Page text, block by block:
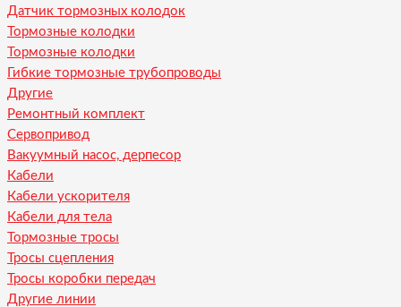
Датчик тормозных колодок
Тормозные колодки
Тормозные колодки
Гибкие тормозные трубопроводы
Другие
Ремонтный комплект
Сервопривод
Вакуумный насос, дерпесор
Кабели
Кабели ускорителя
Кабели для тела
Тормозные тросы
Тросы сцепления
Тросы коробки передач
Другие линии